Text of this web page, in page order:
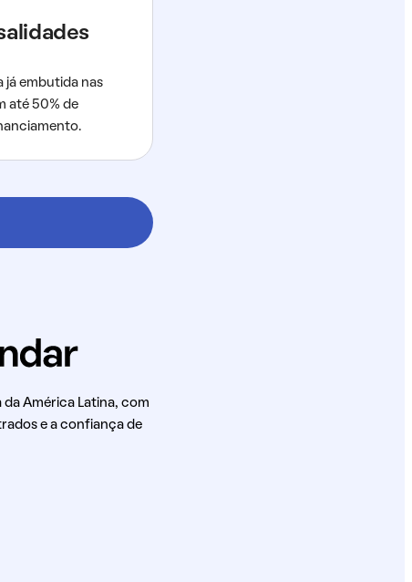
já embutida nas
até 50% de
América Latina, com
e a confiança de